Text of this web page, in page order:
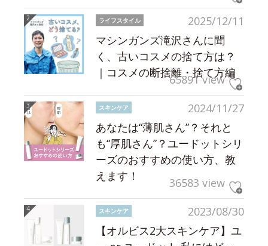
2025/12/11
ライフスタイル
マシンガンズ滝沢さんに聞
く、古いコスメの捨て方は？
｜コスメの断捨離・捨て方編
65891 view
2024/11/27
スキンケア
あなたは“薄肌さん”？それと
も“厚肌さん”？ユードットシリ
ーズのおすすめの使い方、教
えます！
36583 view
2023/08/30
スキンケア
【オルビス2大スキンケア】ユ